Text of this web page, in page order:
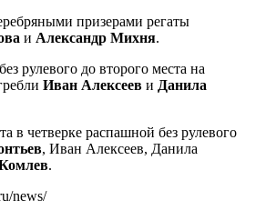
призерами регаты
и Александр Михня.
рулевого до второго места на
Иван Алексеев и Данила
в четверке распашной без рулевого
, Иван Алексеев, Данила
.
news/